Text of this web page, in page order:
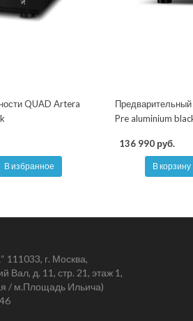
QUAD Artera
В избранное
Pre aluminium
136 990 руб.
В корзину
111033, г. Москва,
Вал, д. 11, стр. 21, этаж 1,
/ м.Площадь Ильича)